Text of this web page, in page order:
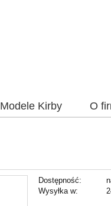
Modele Kirby O
Dostępność:
Wysyłka w: